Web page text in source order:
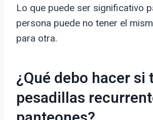
Lo que puede ser significativo
persona puede no tener el
para otra.
¿Qué debo hacer si
pesadillas